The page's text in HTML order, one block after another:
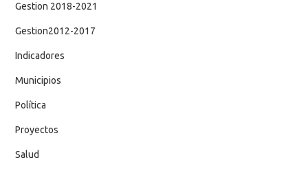
Gestion 2018-2021
Gestion2012-2017
Indicadores
Municipios
Política
Proyectos
Salud